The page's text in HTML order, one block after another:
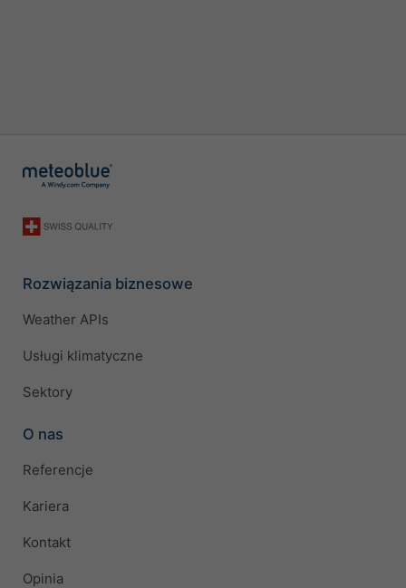
Rozwiązania biznesowe
Weather APIs
Usługi klimatyczne
Sektory
O nas
Referencje
Kariera
Kontakt
Opinia